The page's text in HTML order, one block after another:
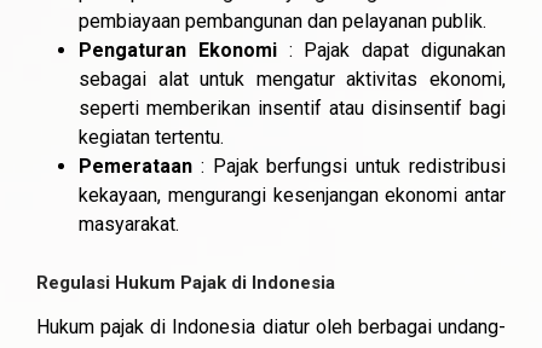
pembiayaan pembangunan dan pelayanan publik.
Pengaturan Ekonomi : Pajak dapat digunakan
sebagai alat untuk mengatur aktivitas ekonomi,
seperti memberikan insentif atau disinsentif bagi
kegiatan tertentu.
Pemerataan : Pajak berfungsi untuk redistribusi
kekayaan, mengurangi kesenjangan ekonomi antar
masyarakat.
Regulasi Hukum Pajak di Indonesia
Hukum pajak di Indonesia diatur oleh berbagai undang-